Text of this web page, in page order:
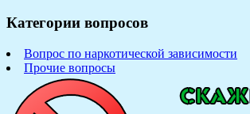
Категории вопросов
Вопрос по наркотической зависимости
Прочие вопросы